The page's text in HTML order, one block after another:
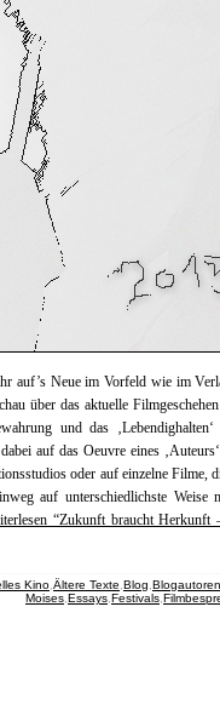
auf’s Neue im Vorfeld wie im
über das aktuelle
und das ‚Lebendighalten‘
auf das Oeuvre eines
oder auf einzelne Filme,
auf unterschiedlichste Weise
“Zukunft braucht Herkunft
Kino Ältere Texte Blog Blogautoren
Moises Essays Festivals